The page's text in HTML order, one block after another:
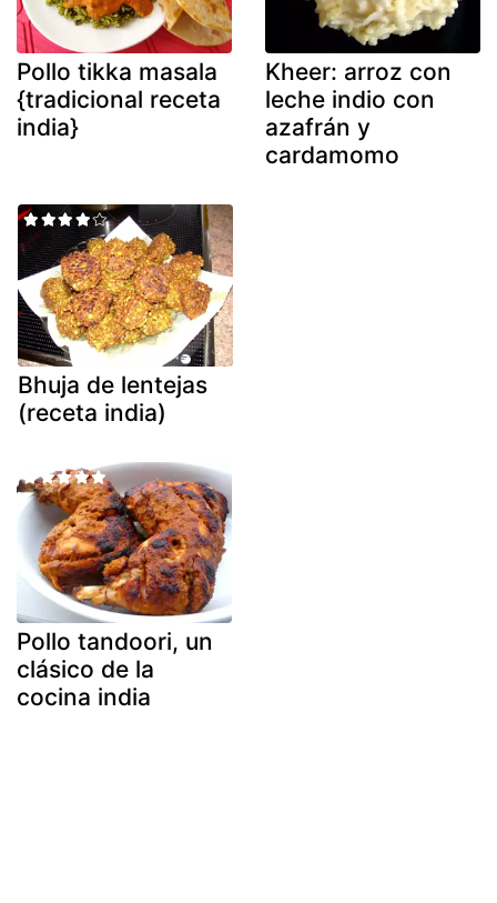
Pollo tikka masala
{tradicional receta
india}
Kheer: arroz con
leche indio con
azafrán y
cardamomo
Bhuja de lentejas
(receta india)
Pollo tandoori, un
clásico de la
cocina india